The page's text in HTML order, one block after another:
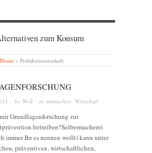
zum Konsum
Home » Politikwissenschaft
· by Wolf· in mitmachen Wirtschaft
Grundlagenforschung zur
betreiben?Selbermacherei
immer Ihr es nennen wollt) kann unter
präventiven, wirtschaftlichen,